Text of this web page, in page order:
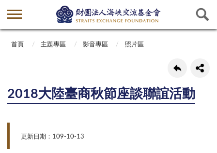
首頁 主題專區 影音專區 照片區
2018大陸臺商秋節座談聯誼活動
更新日期：109-10-13